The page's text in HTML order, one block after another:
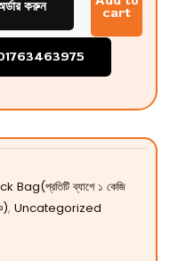
করুন cart
01763463975
ব্যাগে ১ কেজি
, Uncategorized